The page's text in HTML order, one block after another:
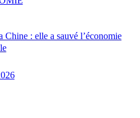
Chine : elle a sauvé l’économie